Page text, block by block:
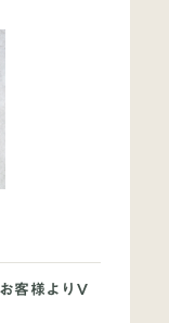
客様よりV